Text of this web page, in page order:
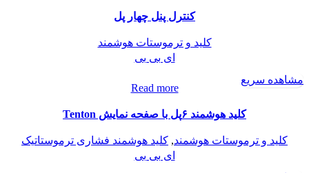
کنترل پنل چهار پل
کلید و ترموستات هوشمند
ای بی بی
مشاهده سریع
Read more
کلید هوشمند ۶پل با صفحه نمایش Tenton
کلید و ترموستات هوشمند, کلید هوشمند فشاری ترموستاتیک
ای بی بی